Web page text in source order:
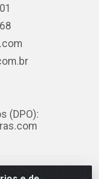
(DPO):
- Prazeres,